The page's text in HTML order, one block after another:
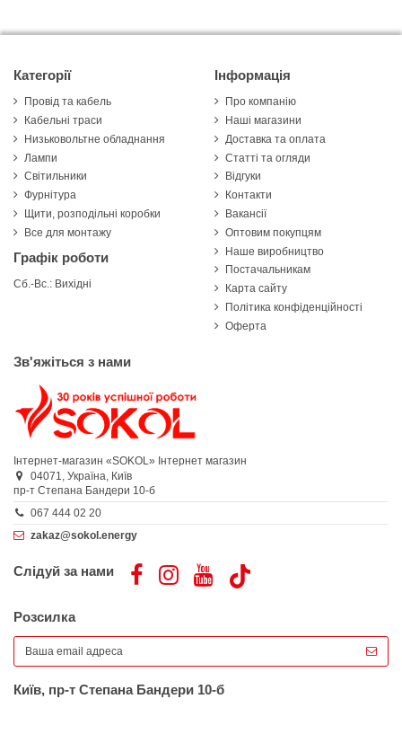
Категорії
Провід та кабель
Кабельні траси
Низьковольтне обладнання
Лампи
Світильники
Фурнітура
Щити, розподільні коробки
Все для монтажу
Графік роботи
Сб.-Вс.: Вихідні
Інформація
Про компанію
Наші магазини
Доставка та оплата
Статті та огляди
Відгуки
Контакти
Вакансії
Оптовим покупцям
Наше виробництво
Постачальникам
Карта сайту
Політика конфіденційності
Оферта
Зв'яжіться з нами
Інтернет-магазин «SOKOL» Інтернет магазин
04071, Україна, Київ
пр-т Степана Бандери 10-б
067 444 02 20
zakaz@sokol.energy
Слідуй за нами
Розсилка
Київ, пр-т Степана Бандери 10-б